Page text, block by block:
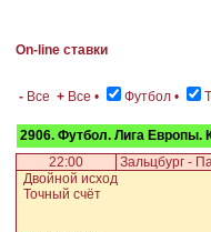
On-line ставки
- Все + Все • Футбол •
2906. Футбол. Лига Европы.
22:00
Зальцбург -
Двойной исход
Точный счёт